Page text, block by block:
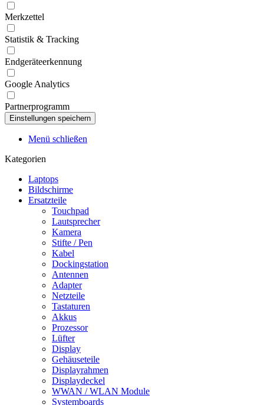
Merkzettel
Statistik & Tracking
Endgeräteerkennung
Google Analytics
Partnerprogramm
Menü schließen
Kategorien
Laptops
Bildschirme
Ersatzteile
Touchpad
Lautsprecher
Kamera
Stifte / Pen
Kabel
Dockingstation
Antennen
Adapter
Netzteile
Tastaturen
Akkus
Prozessor
Lüfter
Display
Gehäuseteile
Displayrahmen
Displaydeckel
WWAN / WLAN Module
Systemboards